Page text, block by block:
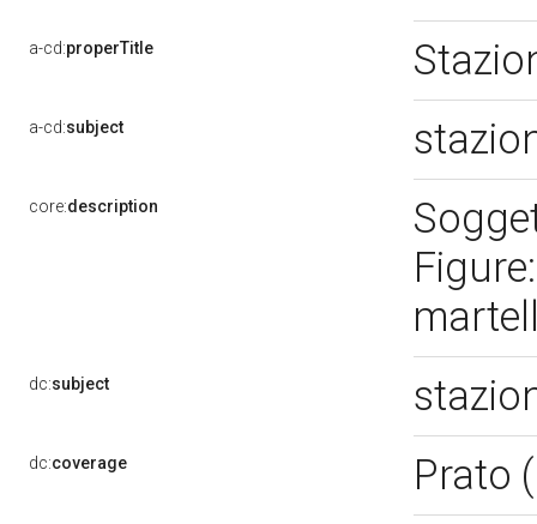
a-cd:properTitle
a-cd:subject
core:description
dc:subject
dc:coverage Prato